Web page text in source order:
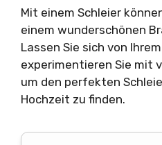
Mit einem Schleier
einem wunderschönen
Lassen Sie sich von
experimentieren Sie mit
um den perfekten
Hochzeit zu finden.